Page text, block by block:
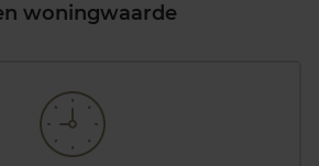
woningwaarde